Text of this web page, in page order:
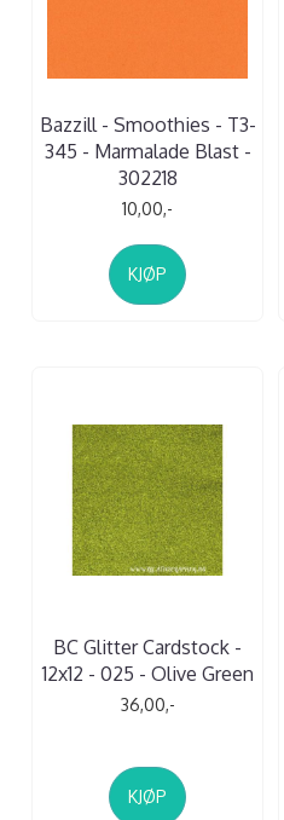
Bazzill - Smoothies - T3-
345 - Marmalade Blast -
302218
10,00,-
KJØP
BC Glitter Cardstock -
12x12 - 025 - Olive Green
36,00,-
KJØP